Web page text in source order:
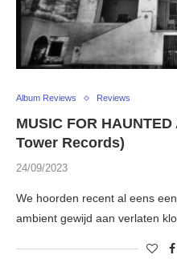
Album Reviews Reviews
MUSIC FOR
Tower Records)
24/09/2023
We hoorden recent al eens
ambient gewijd aan verlaten